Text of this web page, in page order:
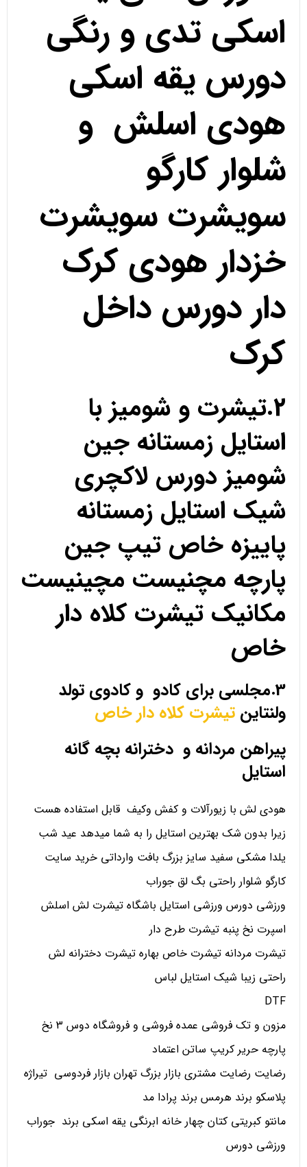
اسکی تدی و رنگی
دورس یقه اسکی
هودی اسلش و
شلوار کارگو
سویشرت سویشرت
خزدار هودی کرک
دار دورس داخل
کرک
2.تیشرت و شومیز با
استایل زمستانه جین
شومیز دورس لاکچری
شیک استایل زمستانه
پاییزه خاص تیپ جین
پارچه مچنیست مچینیست
مکانیک تیشرت کلاه دار
خاص
3.مجلسی برای کادو و کادوی تولد
ولنتاین تیشرت کلاه دار خاص
پیراهن مردانه و دخترانه بچه گانه
استایل
هودی لش با زیورآلات و کفش وکیف قابل استفاده هست
زیرا بدون شک بهترین استایل را به شما میدهد عید شب
یلدا مشکی سفید سایز بزرگ بافت وارداتی خرید سایت
کارگو شلوار راحتی بگ لق جوراب
ورزشی دورس ورزشی استایل باشگاه تیشرت لش اسلش
اسپرت نخ پنبه تیشرت طرح دار
تیشرت مردانه تیشرت خاص بهاره تیشرت دخترانه لش
راحتی زیبا شیک استایل لباس
DTF
مزون و تک فروشی عمده فروشی و فروشگاه دوس 3 نخ
پارچه حریر کریپ ساتن اعتماد
رضایت رضایت مشتری بازار بزرگ تهران بازار فردوسی تیراژه
پلاسکو برند هرمس برند پرادا مد
مانتو کبریتی کتان چهار خانه ابرنگی یقه اسکی برند جوراب
ورزشی دورس